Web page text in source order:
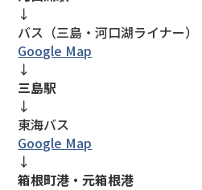
↓
バス（三島・河口湖ライナー）
Google Map
↓
三島駅
↓
東海バス
Google Map
↓
箱根町港・元箱根港